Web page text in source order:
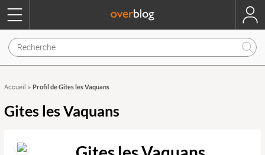
Accueil » Profil de Gites les Vaquans
Gites les Vaquans